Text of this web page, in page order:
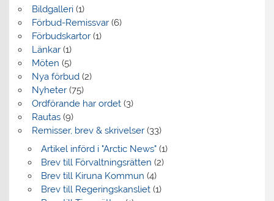
Bildgalleri(1)
Förbud-Remissvar(6)
Förbudskartor(1)
Länkar(1)
Möten (5)
Nya förbud(2)
Nyheter(75)
Ordförande har ordet(3)
Rautas(9)
Remisser, brev & skrivelser(33)
Artikel införd i "Arctic News"(1)
Brev till Förvaltningsrätten (2)
Brev till Kiruna Kommun (4)
Brev till Regeringskansliet(1)